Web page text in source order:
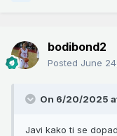
bodibond2
Posted June
On 6/20/2025
Javi kako ti se